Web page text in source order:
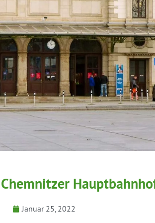
Januar 25, 2022